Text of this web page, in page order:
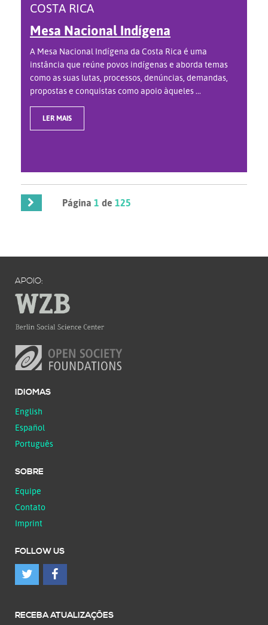
COSTA RICA
Mesa Nacional Indígena
A Mesa Nacional Indígena da Costa Rica é uma
instância que reúne povos indígenas e aborda temas
como as suas lutas, processos, denúncias, demandas,
propostas e conquistas como apoio àqueles ...
LER MAIS
Página1 de125
APOIO:
IDIOMAS
English
Español
Português
SOBRE
Equipe
Contato
Imprint
FOLLOW US
RECEBA ATUALIZAÇÕES